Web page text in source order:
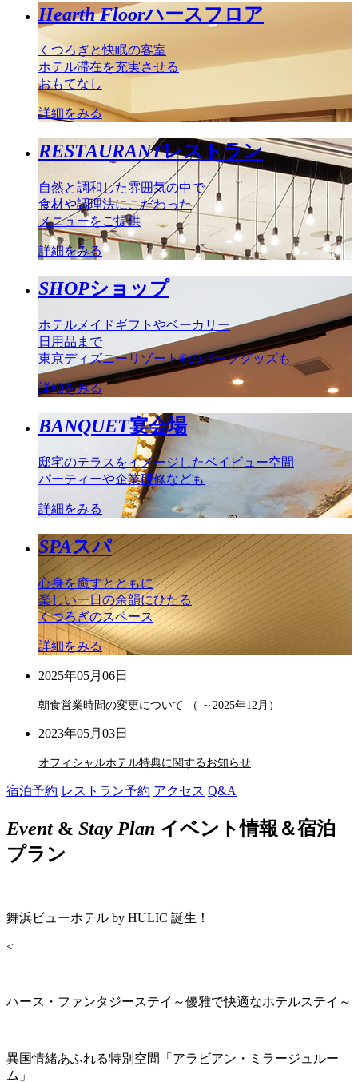
Hearth Floorハースフロア
くつろぎと快眠の客室
ホテル滞在を充実させる
おもてなし
詳細をみる
RESTAURANTレストラン
自然と調和した雰囲気の中で
食材や調理法にこだわった
メニューをご提供
詳細をみる
SHOPショップ
ホテルメイドギフトやベーカリー
日用品まで
東京ディズニーリゾート®のパークグッズも
詳細をみる
BANQUET宴会場
邸宅のテラスをイメージしたベイビュー空間
パーティーや企業研修なども
詳細をみる
SPAスパ
心身を癒すとともに
楽しい一日の余韻にひたる
くつろぎのスペース
詳細をみる
2025年05月06日
朝食営業時間の変更について （ ～2025年12月）
2023年05月03日
オフィシャルホテル特典に関するお知らせ
宿泊予約 レストラン予約 アクセス Q&A
Event& Stay Plan イベント情報＆宿泊
プラン
舞浜ビューホテル by HULIC 誕生！
<
ハース・ファンタジーステイ～優雅で快適なホテルステイ～
異国情緒あふれる特別空間「アラビアン・ミラージュルー
ム」